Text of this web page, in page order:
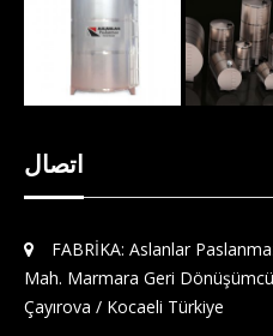
اتصال
FABRİKA: Aslanlar
Mah. Marmara Geri
Çayırova / Kocaeli Türkiye